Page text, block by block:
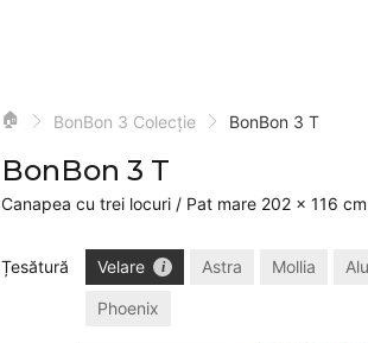
🏠 BonBon 3 Colecție BonBon 3 T
BonBon 3 T
Canapea cu trei locuri / Pat mare 202 × 116 cm
Țesătură Velare Astra Mollia
Phoenix